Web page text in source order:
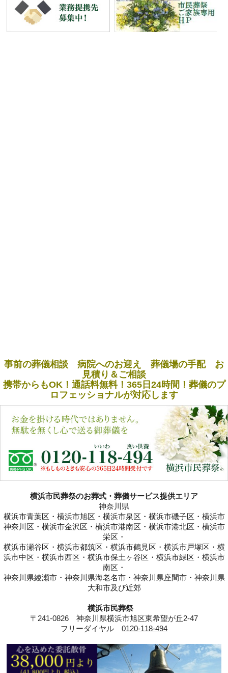
事前の葬儀相談 病院へのお迎え 葬儀場の手配 お
見積り＆ご相談
携帯からもOK！通話料無料！365日24時間！葬儀のプ
ロフェッショナルが対応します
横浜市民葬祭のお葬式・葬儀サービス提供エリア
神奈川県
横浜市青葉区・横浜市旭区・横浜市泉区・横浜市磯子区・横浜市
神奈川区・横浜市金沢区・横浜市港南区・横浜市港北区・横浜市
栄区・
横浜市瀬谷区・横浜市都筑区・横浜市鶴見区・横浜市戸塚区・横
浜市中区・横浜市西区・横浜市保土ヶ谷区・横浜市緑区・横浜市
南区・
神奈川県綾瀬市・神奈川県海老名市・神奈川県座間市・神奈川県
大和市及び近郊
横浜市民葬祭
〒241-0826 神奈川県横浜市旭区東希望が丘2-47
フリーダイヤル 0120-118-494